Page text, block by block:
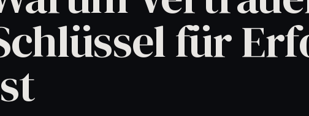
Mehr Struktur für euren Verein
Wenn ihr Wissen direkt in bessere Abläufe übersetzen
für